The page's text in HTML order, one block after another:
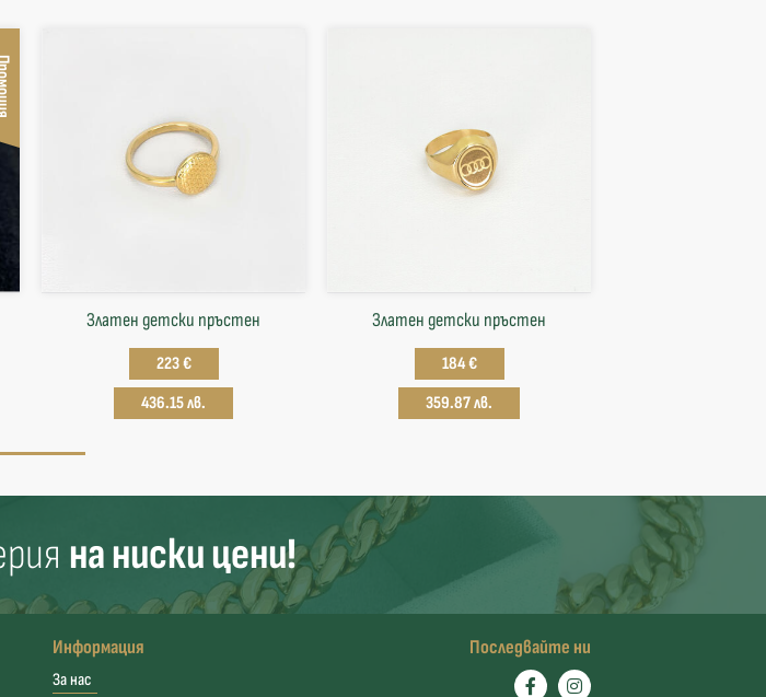
Златен детски пръстен
223 €
436.15 лв.
Златен детски пръстен
184 €
359.87 лв.
на ниски цени!
Информация
За нас
Последвайте ни